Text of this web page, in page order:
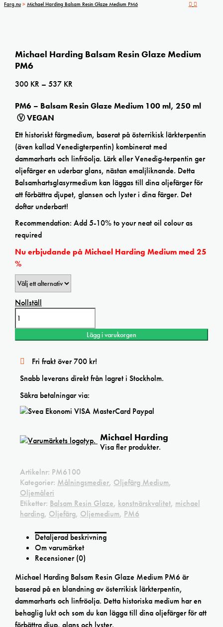
Farg.nu > Michael Harding Balsam Resin Glaze Medium PM6
Michael Harding Balsam Resin Glaze Medium
PM6
300 KR – 537 KR
till
PM6 – Balsam Resin Glaze Medium 100 ml, 250 ml
ⓋVEGAN
Ett historiskt färgmedium, baserat på österrikisk lärkterpentin
(även kallad Venedigterpentin) kombinerat med
dammarharts och linfröolja. Lärk eller Venedig-terpentin ger
oljefärger en uderbar glans, nästan emaljliknande. Detta
Balsamhartsglasyrmedium kan läggas till dina oljefärger för
att förbättra djupet, glansen och lyster i dina färger. Det
doftar underbart!
Recommendation: Add 5-10% to your neat oil colour as
required
Nu erbjudande på Michael Harding Medium med 25
%
Nollställ
Harding
Balsam
Resin
Medium
PM6
mängd
Lägg i varukorgen
Fri frakt över 700 kr!
Snabb leverans direkt från lagret i Stockholm.
Säkra betalningar via:
Michael Harding
Visa fler produkter.
Artikelnr: PM6100
Kategorier: Målningsmedier, Oljefärg Medium,
Oljemåleri
Etiketter: Balsam Resin Glaze, konstnärskvalitet, michael
harding, Oljefärg, Oljemedium, PM6
Detaljerad beskrivning
Om varumärket
Recensioner (0)
Michael Harding Balsam Resin Glaze Medium PM6 är
baserad på en blandning av österrikisk lärkterpentin,
dammarharts och linfröolja. Detta historiska medium har en
behaglig lukt och som du kan lägga till dina oljefärger för att
förbättra djup, glans och lyster.